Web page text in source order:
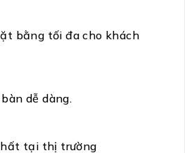
bằng tối đa cho khách
dễ dàng.
tại thị trường